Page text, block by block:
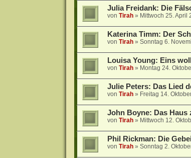
Julia Freidank: Die
von Tirah» Mittwoch 25. April
Katerina Timm: Der
von Tirah» Sonntag 6.
Louisa Young: Eins
von Tirah» Montag 24.
Julie Peters: Das Lied
von Tirah» Freitag 14.
John Boyne: Das Haus
von Tirah» Mittwoch 12.
Phil Rickman: Die
von Tirah» Sonntag 2.